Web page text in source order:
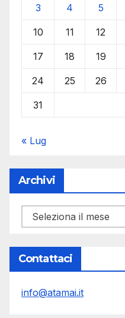
3 4 5
10 11 12
17 18 19
24 25 26
31
« Lug
Archivi
Archivi
Contattaci
info@atamai.it